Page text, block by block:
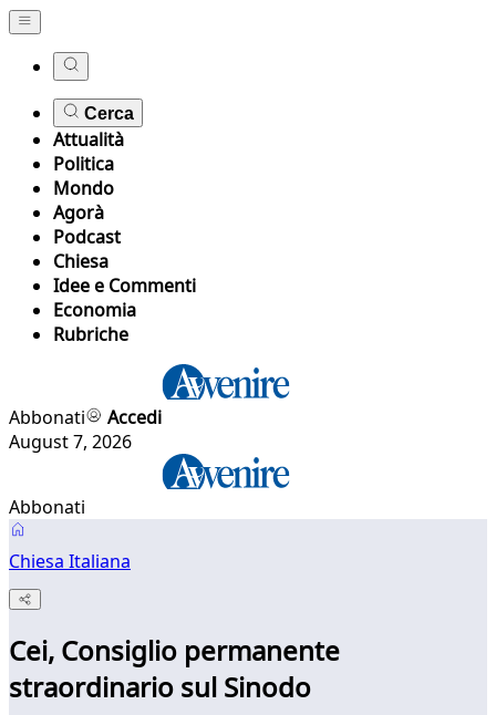
Cerca
Attualità
Politica
Mondo
Agorà
Podcast
Chiesa
Idee e Commenti
Economia
Rubriche
Abbonati
Accedi
August 7, 2026
Abbonati
Chiesa Italiana
Cei, Consiglio permanente
straordinario sul Sinodo